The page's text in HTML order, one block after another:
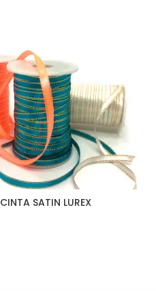
CINTA SATIN LUREX